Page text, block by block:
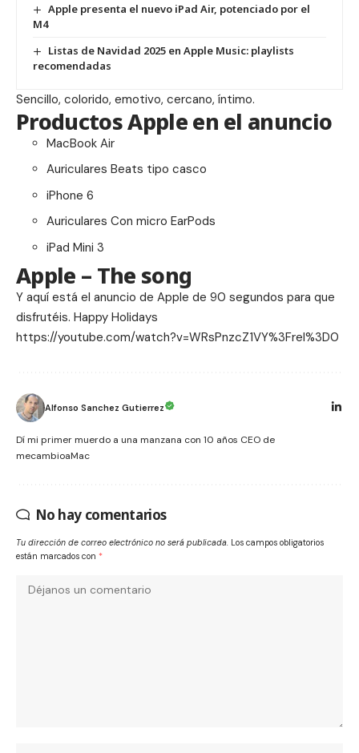
Apple presenta el nuevo iPad Air, potenciado por el
M4
Listas de Navidad 2025 en Apple Music: playlists
recomendadas
Sencillo, colorido, emotivo, cercano, íntimo.
Productos Apple en el anuncio
MacBook Air
Auriculares Beats tipo casco
iPhone 6
Auriculares Con micro EarPods
iPad Mini 3
Apple – The song
Y aquí está el anuncio de Apple de 90 segundos para que
disfrutéis. Happy Holidays
https://youtube.com/watch?v=WRsPnzcZ1VY%3Frel%3D0
Alfonso Sanchez Gutierrez
Dí mi primer muerdo a una manzana con 10 años CEO de
mecambioaMac
No hay comentarios
Tu dirección de correo electrónico no será publicada. Los campos obligatorios
están marcados con *